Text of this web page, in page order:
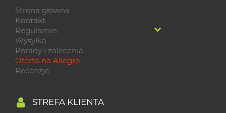
Strona główna
Kontakt
Regulamin
Wysyłka
Porady i zalecenia
Oferta na Allegro
Recenzje
STREFA KLIENTA